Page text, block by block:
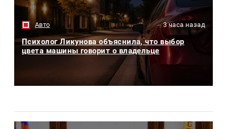
Авто 3 часа назад
Психолог Ликунова объяснила, что выбор
цвета машины говорит о владельце